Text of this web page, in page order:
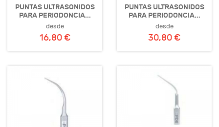
PUNTAS ULTRASONIDOS
PARA PERIODONCIA...
desde
16,80 €
PUNTAS ULTRASONIDOS
PARA PERIODONCIA...
desde
30,80 €